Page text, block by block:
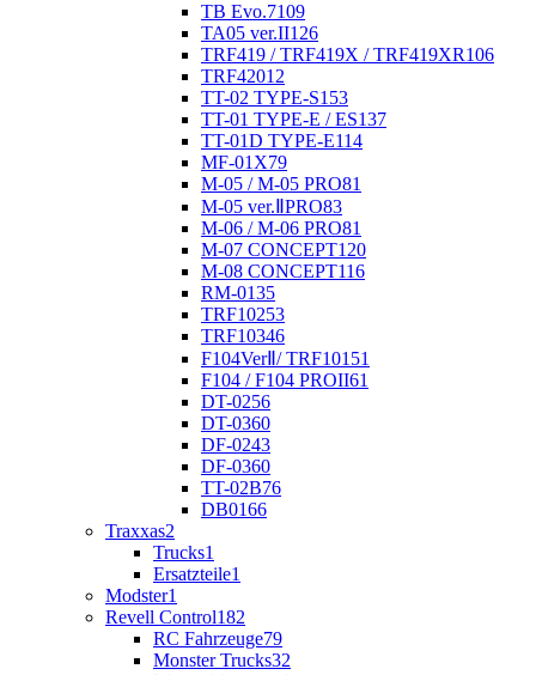
TB Evo.7109
TA05 ver.II126
TRF419 / TRF419X / TRF419XR106
TRF42012
TT-02 TYPE-S153
TT-01 TYPE-E / ES137
TT-01D TYPE-E114
MF-01X79
M-05 / M-05 PRO81
M-05 ver.ⅡPRO83
M-06 / M-06 PRO81
M-07 CONCEPT120
M-08 CONCEPT116
RM-0135
TRF10253
TRF10346
F104VerⅡ/ TRF101 51
F104 / F104 PROII61
DT-0256
DT-0360
DF-0243
DF-0360
TT-02B76
DB0166
Traxxas2
Trucks1
Ersatzteile1
Modster1
Revell Control182
RC Fahrzeuge79
Monster Trucks32